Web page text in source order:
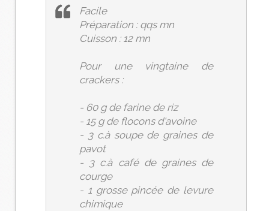
Facile
Préparation : qqs mn
Cuisson : 12 mn
Pour une vingtaine de
crackers :
- 60 g de farine de riz
- 15 g de flocons d'avoine
- 3 c.à soupe de graines de
pavot
- 3 c.à café de graines de
courge
- 1 grosse pincée de levure
chimique